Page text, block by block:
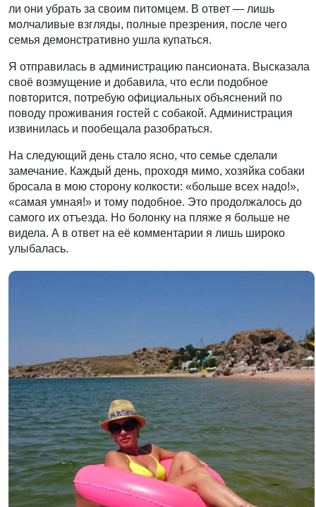
ли они убрать за своим питомцем. В ответ — лишь
молчаливые взгляды, полные презрения, после чего
семья демонстративно ушла купаться.
Я отправилась в администрацию пансионата. Высказала
своё возмущение и добавила, что если подобное
повторится, потребую официальных объяснений по
поводу проживания гостей с собакой. Администрация
извинилась и пообещала разобраться.
На следующий день стало ясно, что семье сделали
замечание. Каждый день, проходя мимо, хозяйка собаки
бросала в мою сторону колкости: «больше всех надо!»,
«самая умная!» и тому подобное. Это продолжалось до
самого их отъезда. Но болонку на пляже я больше не
видела. А в ответ на её комментарии я лишь широко
улыбалась.